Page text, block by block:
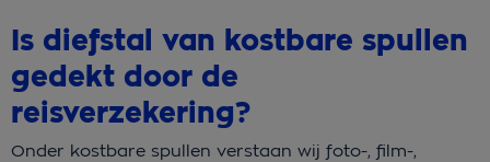
Is diefstal van kostbare spullen
gedekt door de
reisverzekering?
Onder kostbare spullen verstaan wij foto-, film-,